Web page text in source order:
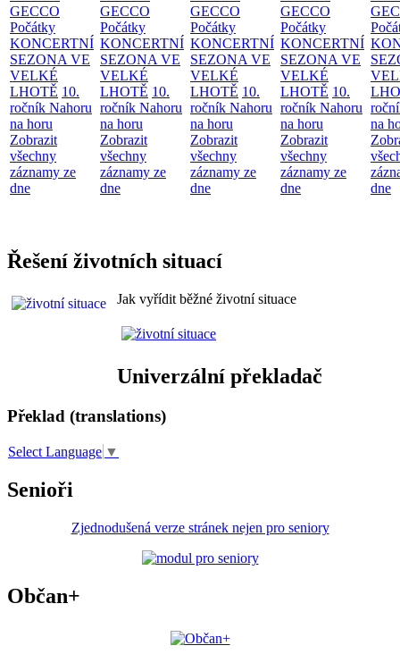
GECCO
Počátky
KONCERTNÍ
SEZONA VE
VELKÉ
LHOTĚ 10.
ročník Nahoru
na horu
Zobrazit
všechny
záznamy ze
dne
GECCO
Počátky
KONCERTNÍ
SEZONA VE
VELKÉ
LHOTĚ 10.
ročník Nahoru
na horu
Zobrazit
všechny
záznamy ze
dne
GECCO
Počátky
KONCERTNÍ
SEZONA VE
VELKÉ
LHOTĚ 10.
ročník Nahoru
na horu
Zobrazit
všechny
záznamy ze
dne
GECCO
Počátky
KONCERTNÍ
SEZONA VE
VELKÉ
LHOTĚ 10.
ročník Nahoru
na horu
Zobrazit
všechny
záznamy ze
dne
na
dne
Řešení životních situací
Jak vyřídit běžné životní situace
Univerzální překladač
Překlad (translations)
Select Language ▼
Senioři
Zjednodušená verze stránek nejen pro seniory
Občan+